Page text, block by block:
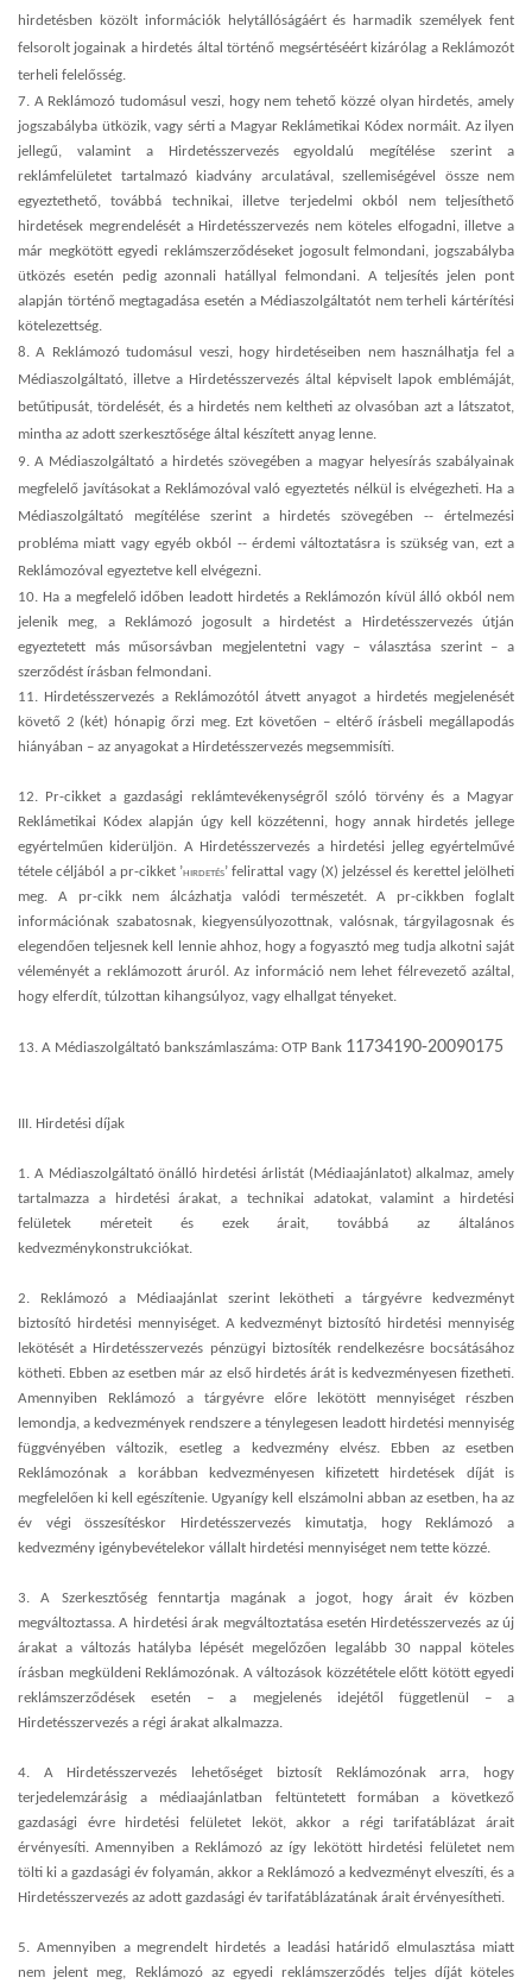
hirdetésben közölt információk helytállóságáért és harmadik személyek fent
felsorolt jogainak a hirdetés által történő megsértéséért kizárólag a Reklámozót
terheli felelősség.
7. AReklámozó tudomásul veszi, hogy nem tehető közzé olyan hirdetés, amely
jogszabályba ütközik, vagy sérti a Magyar Reklámetikai Kódex normáit. Az ilyen
jellegű, valamint a Hirdetésszervezés egyoldalú megítélése szerint a
reklámfelületet tartalmazó kiadvány arculatával, szellemiségével össze nem
egyeztethető, továbbá technikai, illetve terjedelmi okból nem teljesíthető
hirdetések megrendelését a Hirdetésszervezés nem köteles elfogadni, illetve a
már megkötött egyedi reklámszerződéseket jogosult felmondani, jogszabályba
ütközés esetén pedig azonnali hatállyal felmondani. A teljesítés jelen pont
alapján történő megtagadása esetén a Médiaszolgáltatót nem terheli kártérítési
kötelezettség.
8. A Reklámozó tudomásul veszi, hogy hirdetéseiben nem használhatja fel a
Médiaszolgáltató, illetve a Hirdetésszervezés által képviselt lapok emblémáját,
betűtipusát, tördelését, és a hirdetés nem keltheti az olvasóban azt a látszatot,
mintha az adott szerkesztősége által készített anyag lenne.
9.A Médiaszolgáltató a hirdetés szövegében a magyar helyesírás szabályainak
megfelelő javításokat a Reklámozóval való egyeztetés nélkül is elvégezheti. Ha a
Médiaszolgáltató megítélése szerint a hirdetés szövegében -- értelmezési
probléma miatt vagy egyéb okból -- érdemi változtatásra is szükség van, ezt a
Reklámozóval egyeztetve kell elvégezni.
10. Ha a megfelelő időben leadott hirdetés a Reklámozón kívül álló okból nem
jelenik meg, a Reklámozó jogosult a hirdetést a Hirdetésszervezés útján
egyeztetett más műsorsávban megjelentetni vagy – választása szerint – a
szerződést írásban felmondani.
11. Hirdetésszervezés a Reklámozótól átvett anyagot a hirdetés megjelenését
követő 2 (két) hónapig őrzi meg. Ezt követően – eltérő írásbeli megállapodás
hiányában – az anyagokat a Hirdetésszervezés megsemmisíti.
12. Pr-cikket a gazdasági reklámtevékenységről szóló törvény és a Magyar
Reklámetikai Kódex alapján úgy kell közzétenni, hogy annak hirdetés jellege
egyértelműen kiderüljön. A Hirdetésszervezés a hirdetési jelleg egyértelművé
tétele céljából a pr-cikket ’hirdetés’ felirattal vagy (X) jelzéssel és kerettel jelölheti
meg. A pr-cikk nem álcázhatja valódi természetét. A pr-cikkben foglalt
információnak szabatosnak, kiegyensúlyozottnak, valósnak, tárgyilagosnak és
elegendően teljesnek kell lennie ahhoz, hogy a fogyasztó meg tudja alkotni saját
véleményét a reklámozott áruról. Az információ nem lehet félrevezető azáltal,
hogy elferdít, túlzottan kihangsúlyoz, vagy elhallgat tényeket.
13. A Médiaszolgáltató bankszámlaszáma: OTP Bank 11734190-20090175
III. Hirdetési díjak
1. A Médiaszolgáltató önálló hirdetési árlistát (Médiaajánlatot) alkalmaz, amely
tartalmazza a hirdetési árakat, a technikai adatokat, valamint a hirdetési
felületek méreteit és ezek árait, továbbá az általános
kedvezménykonstrukciókat.
2. Reklámozó a Médiaajánlat szerint lekötheti a tárgyévre kedvezményt
biztosító hirdetési mennyiséget. A kedvezményt biztosító hirdetési mennyiség
lekötését a Hirdetésszervezés pénzügyi biztosíték rendelkezésre bocsátásához
kötheti. Ebben az esetben már az első hirdetés árát is kedvezményesen fizetheti.
Amennyiben Reklámozó a tárgyévre előre lekötött mennyiséget részben
lemondja, a kedvezmények rendszere a ténylegesen leadott hirdetési mennyiség
függvényében változik, esetleg a kedvezmény elvész. Ebben az esetben
Reklámozónak a korábban kedvezményesen kifizetett hirdetések díját is
megfelelően ki kell egészítenie. Ugyanígy kell elszámolni abban az esetben, ha az
év végi összesítéskor Hirdetésszervezés kimutatja, hogy Reklámozó a
kedvezmény igénybevételekor vállalt hirdetési mennyiséget nem tette közzé.
3. A Szerkesztőség fenntartja magának a jogot, hogy árait év közben
megváltoztassa. A hirdetési árak megváltoztatása esetén Hirdetésszervezés az új
árakat a változás hatályba lépését megelőzően legalább 30 nappal köteles
írásban megküldeni Reklámozónak. A változások közzététele előtt kötött egyedi
reklámszerződések esetén – a megjelenés idejétől függetlenül – a
Hirdetésszervezés a régi árakat alkalmazza.
4. A Hirdetésszervezés lehetőséget biztosít Reklámozónak arra, hogy
terjedelemzárásig a médiaajánlatban feltüntetett formában a következő
gazdasági évre hirdetési felületet leköt, akkor a régi tarifatáblázat árait
érvényesíti. Amennyiben a Reklámozó az így lekötött hirdetési felületet nem
tölti ki a gazdasági év folyamán, akkor a Reklámozó a kedvezményt elveszíti, és a
Hirdetésszervezés az adott gazdasági év tarifatáblázatának árait érvényesítheti.
5. Amennyiben a megrendelt hirdetés a leadási határidő elmulasztása miatt
nem jelent meg, Reklámozó az egyedi reklámszerződés teljes díját köteles